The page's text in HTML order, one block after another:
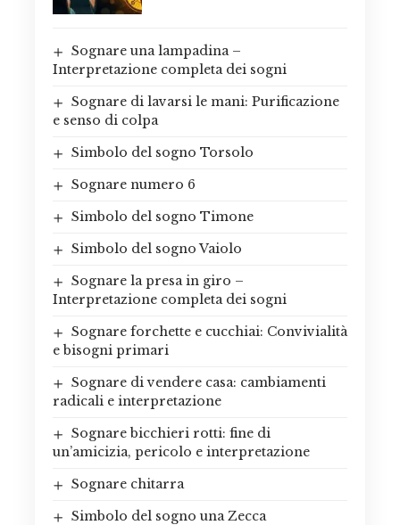
Sognare una lampadina –
Interpretazione completa dei sogni
Sognare di lavarsi le mani: Purificazione
e senso di colpa
Simbolo del sogno Torsolo
Sognare numero 6
Simbolo del sogno Timone
Simbolo del sogno Vaiolo
Sognare la presa in giro –
Interpretazione completa dei sogni
Sognare forchette e cucchiai: Convivialità
e bisogni primari
Sognare di vendere casa: cambiamenti
radicali e interpretazione
Sognare bicchieri rotti: fine di
un’amicizia, pericolo e interpretazione
Sognare chitarra
Simbolo del sogno una Zecca